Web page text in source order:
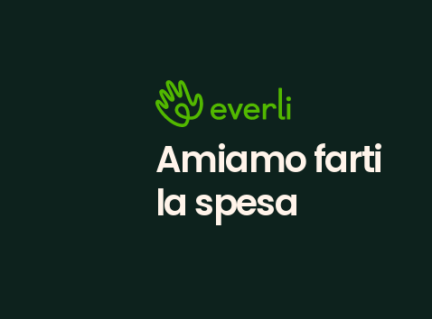
Amiamo farti
la spesa